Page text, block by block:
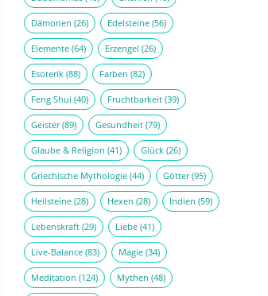
Dämonen (26) Edelsteine (56)
Elemente (64) Erzengel (26)
Esoterik (88) Farben (82)
Feng Shui (40) Fruchtbarkeit (39)
Geister(89) Gesundheit (79)
Glaube & Religion (41) Glück (26)
Griechische Mythologie (44) Götter(95)
Heilsteine (28) Hexen (28) Indien (59)
Lebenskraft (29) Liebe (41)
Live-Balance (83) Magie (34)
Meditation (124) Mythen (48)